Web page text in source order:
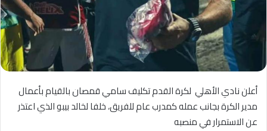
أعلن نادي الأهلي لكرة القدم تكليف سامي قمصان بالقيام بأعمال
مدير الكرة بجانب عمله كمدرب عام للفريق، خلفا لخالد بيبو الذي اعتذر
عن الاستمرار في منصبه